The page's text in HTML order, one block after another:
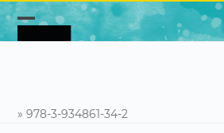
Skip
to
content
Open
Close
»978-3-934861-34-2